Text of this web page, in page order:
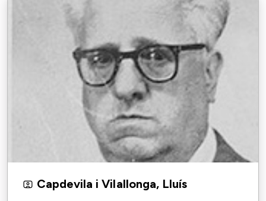
Capdevila i Vilallonga, Lluís